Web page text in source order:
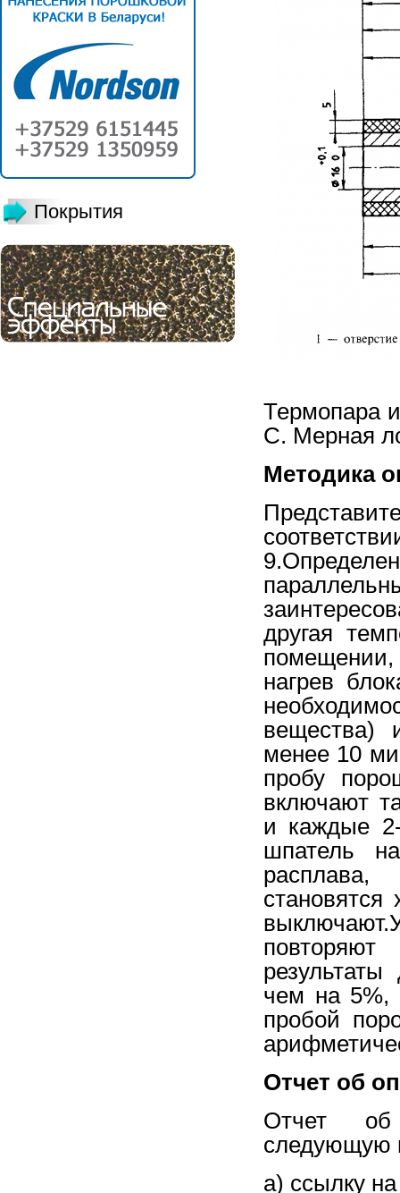
Покрытия
Термопара
С. Мерная
Методика
другая
нагрев
вещества)
менее 10
пробу
включают
и каждые
шпатель
расплава,
чем на 5%,
пробой
Отчет об
Отчет об
следующую
а) ссылку